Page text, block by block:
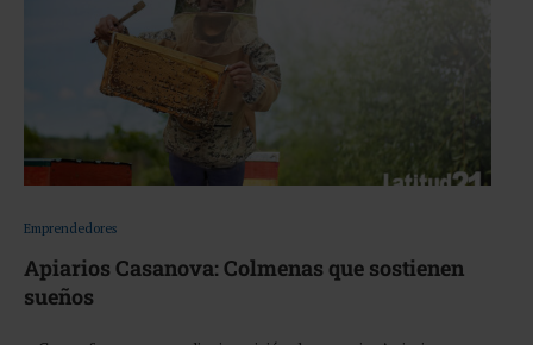
Emprendedores
Apiarios Casanova: Colmenas que sostienen
sueños